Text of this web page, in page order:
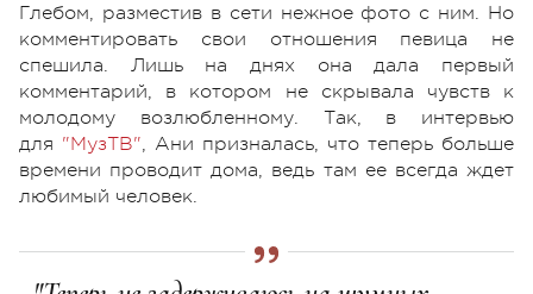
Глебом, разместив в сети нежное фото с ним. Но
комментировать свои отношения певица не
спешила. Лишь на днях она дала первый
комментарий, в котором не скрывала чувств к
молодому возлюбленному. Так, в интервью
для "МузТВ", Ани призналась, что теперь больше
времени проводит дома, ведь там ее всегда ждет
любимый человек.